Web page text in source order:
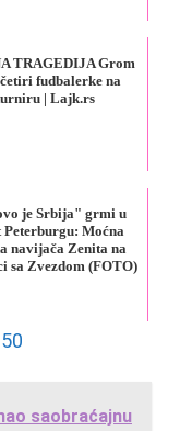
TRAGEDIJA Grom
fudbalerke na
| Lajk.rs
je Srbija" grmi u
Peterburgu: Moćna
navijača Zenita na
sa Zvezdom (FOTO)
saobraćajnu